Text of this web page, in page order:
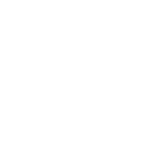
CIES NO moviliza
a la respuesta